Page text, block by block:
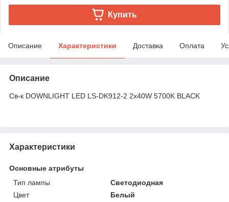
Купить
Описание Характеристики Доставка Оплата
Описание
Св-к DOWNLIGHT LED LS-DK912-2 2x40W 5700K BLACK
Характеристики
Основные атрибуты
Тип лампы
Светодиодная
Цвет
Белый